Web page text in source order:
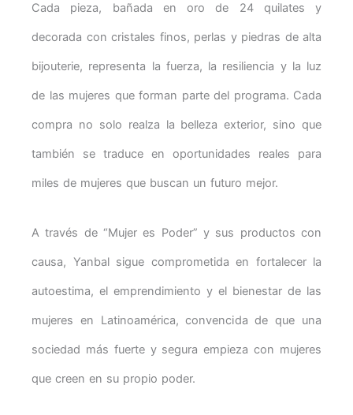
Cada pieza, bañada en oro de 24 quilates y
decorada con cristales finos, perlas y piedras de alta
bijouterie, representa la fuerza, la resiliencia y la luz
de las mujeres que forman parte del programa. Cada
compra no solo realza la belleza exterior, sino que
también se traduce en oportunidades reales para
miles de mujeres que buscan un futuro mejor.
A través de “Mujer es Poder” y sus productos con
causa, Yanbal sigue comprometida en fortalecer la
autoestima, el emprendimiento y el bienestar de las
mujeres en Latinoamérica, convencida de que una
sociedad más fuerte y segura empieza con mujeres
que creen en su propio poder.